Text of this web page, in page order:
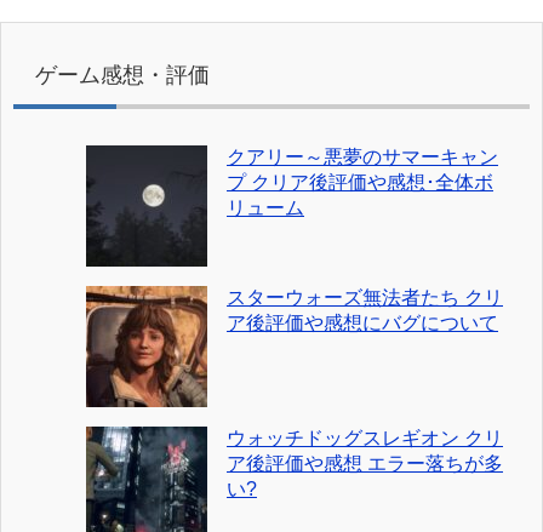
ゲーム感想・評価
クアリー～悪夢のサマーキャン
プ クリア後評価や感想･全体ボ
リューム
スターウォーズ無法者たち クリ
ア後評価や感想にバグについて
ウォッチドッグスレギオン クリ
ア後評価や感想 エラー落ちが多
い?